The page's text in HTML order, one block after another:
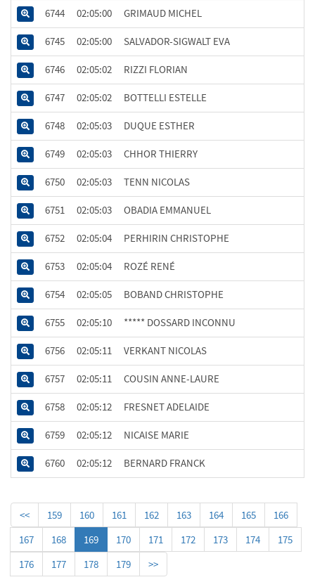
6744 02:05:00 GRIMAUD MICHEL
6745 02:05:00 SALVADOR-SIGWALT EVA
6746 02:05:02 RIZZI FLORIAN
6747 02:05:02 BOTTELLI ESTELLE
6748 02:05:03 DUQUE ESTHER
6749 02:05:03 CHHOR THIERRY
6750 02:05:03 TENN NICOLAS
6751 02:05:03 OBADIA EMMANUEL
6752 02:05:04 PERHIRIN CHRISTOPHE
6753 02:05:04 ROZÉ RENÉ
6754 02:05:05 BOBAND CHRISTOPHE
6755 02:05:10 ***** DOSSARD INCONNU
6756 02:05:11 VERKANT NICOLAS
6757 02:05:11 COUSIN ANNE-LAURE
6758 02:05:12 FRESNET ADELAIDE
6759 02:05:12 NICAISE MARIE
6760 02:05:12 BERNARD FRANCK
<< 159 160 161 162 163 164 165
166
167
168 169 170 171 172 173 174
175
176
177 178 179 >>